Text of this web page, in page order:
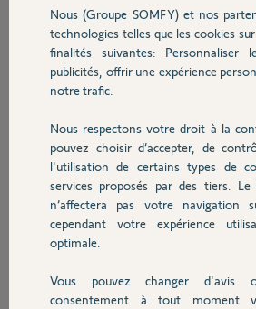
Sécurité
Domotique
Chauffage
Autres produits
Devis avec un pro
Participer au fil de
Réponses
Bonjour
Cliquer sur le lien ci joint, sélectionner le type
en bas de page pour Diagnostiquer votre panne
https://www.somfy.fr/assistance
JACKY M.
Nous (Groupe SOMFY) et nos
technologies telles que les cookies
finalités suivantes:
publicités, offrir une expérience
notre trafic.
Nous respectons votre droit à la
pouvez choisir d’accepter, de
l'utilisation de certains types de
services proposés par des tiers.
n’affectera pas votre navigation
cependant votre expérience
optimale.
Vous pouvez changer d'avis
consentement à tout moment